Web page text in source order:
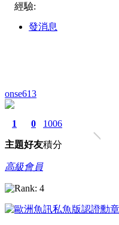
經驗:
發消息
onse613
1
主題
0
好友
1006
積分
高級會員